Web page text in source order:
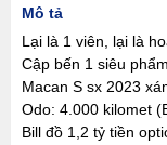
Mô tả
Lại là 1 viên, lại là
Cập bến 1 siêu
Macan S sx 2023
Odo: 4.000 kilomet
Bill đồ 1,2 tỷ tiền